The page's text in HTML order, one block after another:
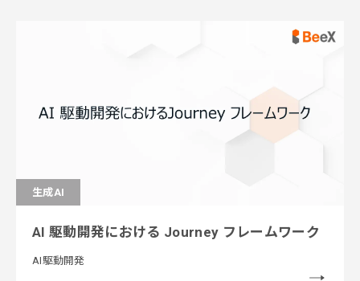
生成AI
AI 駆動開発における Journey フレームワーク
AI駆動開発